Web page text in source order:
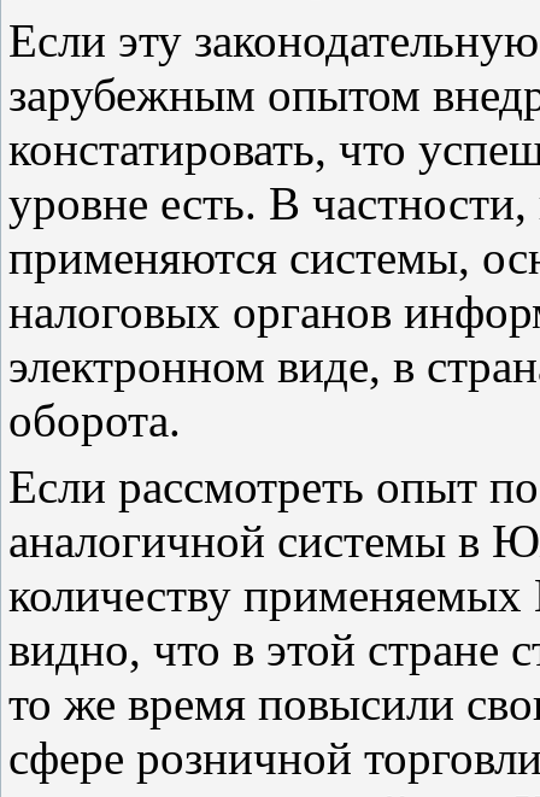
Если эту
зарубежным опытом
констатировать, что
уровне есть. В
применяются системы,
налоговых органов
электронном виде, в
оборота.
Если рассмотреть опыт
аналогичной системы в
количеству
видно, что в этой стране
то же время повысили
сфере розничной